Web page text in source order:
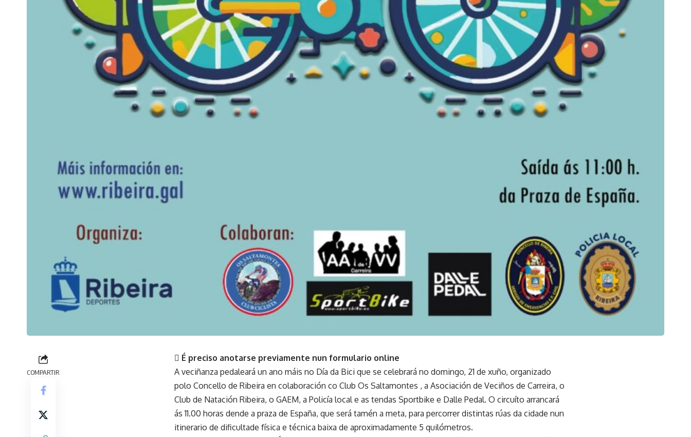
COMPARTIR
 É preciso anotarse previamente nun formulario online
A veciñanza pedaleará un ano máis no Día da Bici que se celebrará no domingo, 21 de xuño, organizado
polo Concello de Ribeira en colaboración co Club Os Saltamontes , a Asociación de Veciños de Carreira, o
Club de Natación Ribeira, o GAEM, a Policía local e as tendas Sportbike e Dalle Pedal. O circuíto arrancará
ás 11.00 horas dende a praza de España, que será tamén a meta, para percorrer distintas rúas da cidade nun
itinerario de dificultade física e técnica baixa de aproximadamente 5 quilómetros.